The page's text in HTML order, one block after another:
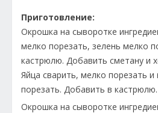
Приготовление:
Окрошка на сыворотке
мелко порезать, зелень мелко
кастрюлю. Добавить сметану и
Яйца сварить, мелко порезать и
порезать. Добавить в кастрюлю.
Окрошка на сыворотке